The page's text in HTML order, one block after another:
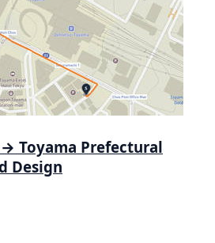
Toyama Prefectural
Design